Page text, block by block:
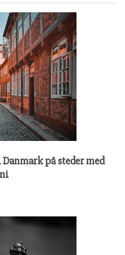
på steder med